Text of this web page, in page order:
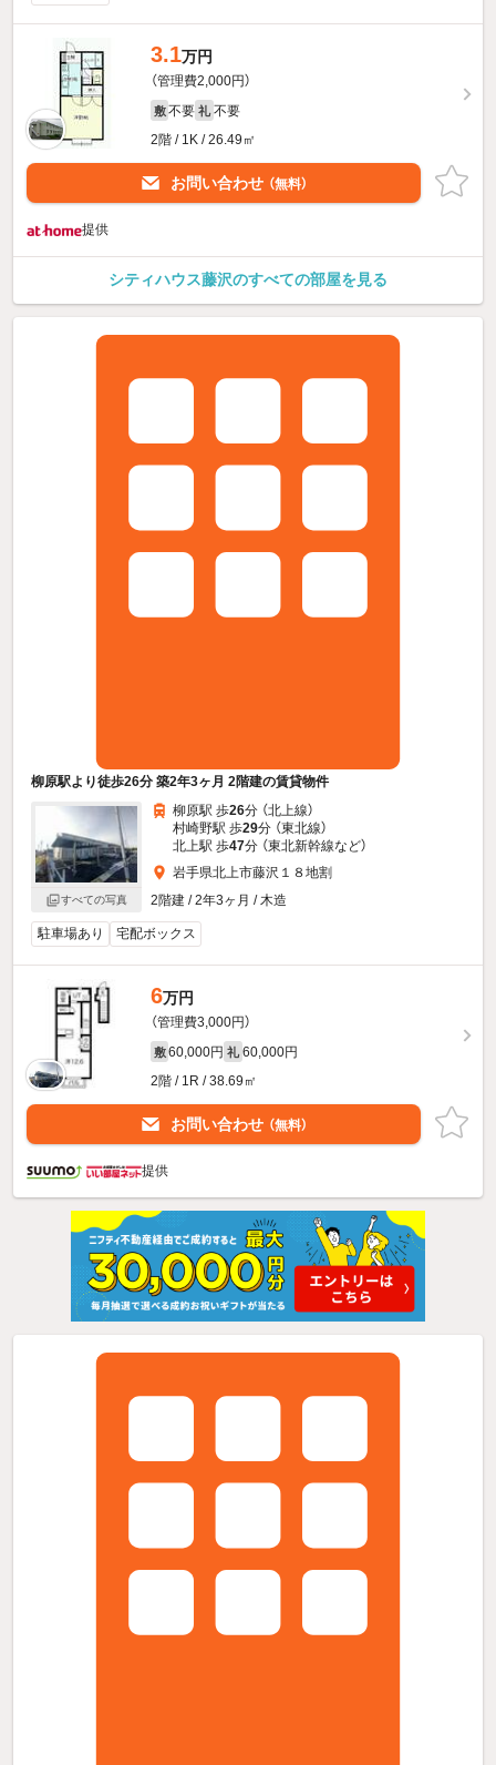
3.1万円
（管理費2,000円）
敷 不要 礼 不要
2階 / 1K / 26.49㎡
お問い合わせ （無料）
提供
シティハウス藤沢のすべての部屋を見る
柳原駅より徒歩26分 築2年3ヶ月 2階建の賃貸物件
すべての写真
柳原駅 歩26分 （北上線）
村崎野駅 歩29分 （東北線）
北上駅 歩47分 （東北新幹線など）
岩手県北上市藤沢１８地割
2階建 / 2年3ヶ月 / 木造
駐車場あり 宅配ボックス
6万円
（管理費3,000円）
敷 60,000円 礼 60,000円
2階 / 1R / 38.69㎡
お問い合わせ （無料）
提供